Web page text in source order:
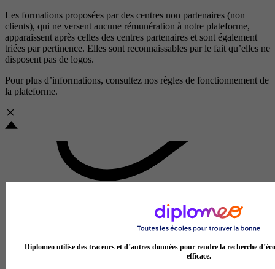
Les formations proposées par des centres non partenaires (non
clients), qui ne versent aucune rémunération à notre plateforme,
apparaissent après celles des centres partenaires et sont également
triées par pertinence. Elles sont reconnaissables par le fait qu’elles ne
disposent pas de logos.
Pour plus d’informations, consultez nos règles de fonctionnement de
la plateforme.
Diplomeo utilise des traceurs et d’autres données pour rendre la recherche
efficace.